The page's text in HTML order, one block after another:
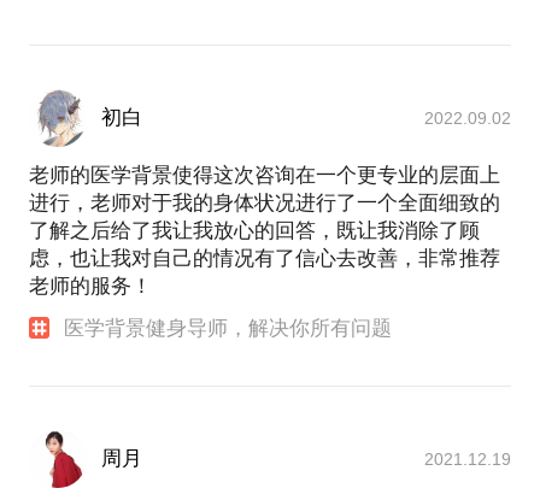
初白 2022.09.02
老师的医学背景使得这次咨询在一个更专业的层面上
进行，老师对于我的身体状况进行了一个全面细致的
了解之后给了我让我放心的回答，既让我消除了顾
虑，也让我对自己的情况有了信心去改善，非常推荐
老师的服务！
医学背景健身导师，解决你所有问题
周月 2021.12.19